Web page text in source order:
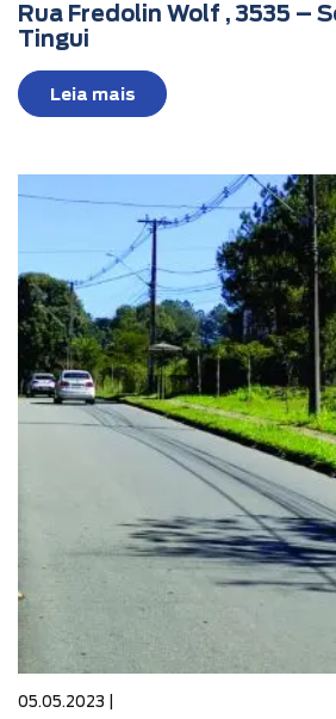
Rua Fredolin Wolf , 3535 –
Tingui
Leia mais
05.05.2023 |